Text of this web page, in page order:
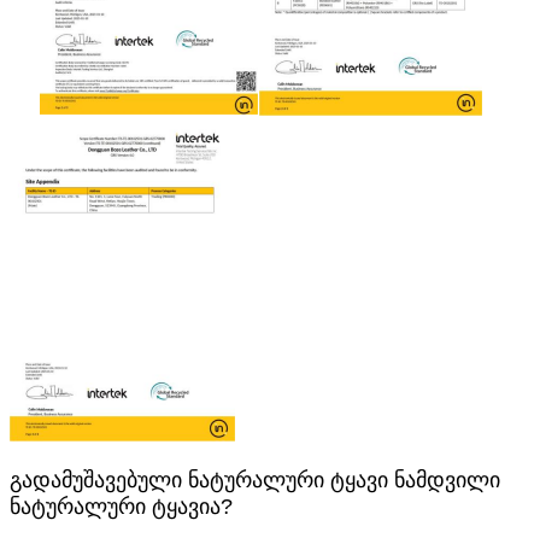
გადამუშავებული ნატურალური ტყავი ნამდვილი
ნატურალური ტყავია?